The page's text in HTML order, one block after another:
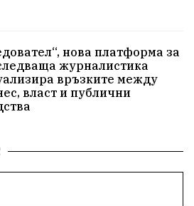
нова платформа за
журналистика
връзките между
власт и публични